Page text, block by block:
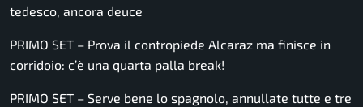
tedesco, ancora deuce
PRIMO SET – Prova il contropiede Alcaraz ma finisce in
corridoio: c’è una quarta palla break!
PRIMO SET – Serve bene lo spagnolo, annullate tutte e tre